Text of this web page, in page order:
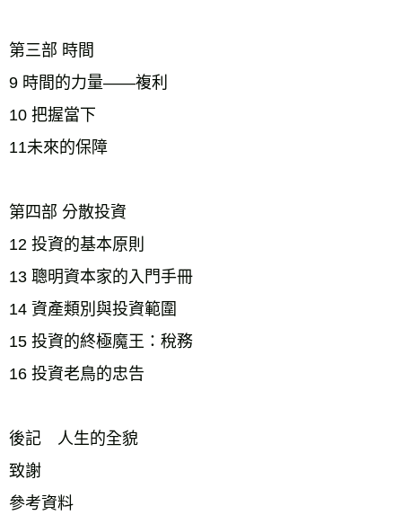
第三部 時間
9 時間的力量——複利
10 把握當下
11未來的保障
第四部 分散投資
12 投資的基本原則
13 聰明資本家的入門手冊
14 資產類別與投資範圍
15 投資的終極魔王：稅務
16 投資老鳥的忠告
後記　人生的全貌
致謝
參考資料